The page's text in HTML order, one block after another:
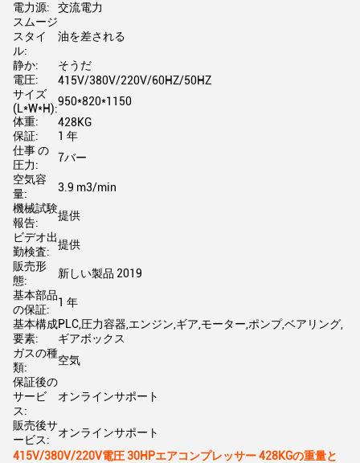
電力源:
交流電力
スムージ
スタイ
ル:
油を差される
静か:
そうだ
電圧:
415V/380V/220V/60HZ/50HZ
サイズ
(L*W*H):
950*820*1150
体重:
428KG
保証:
1 年
仕事 の
圧力:
7バー
空気容
量:
3.9 m3/min
機械試験
報告:
提供
ビデオ出
勤検査:
提供
販売形
態:
新しい製品 2019
基本部品
の保証:
1 年
基本構成
要素:
PLC,圧力容器,エンジン,ギア,モーター,ポンプ,ベアリング,
ギアボックス
ガスの種
類:
空気
保証後の
サービ
ス:
オンラインサポート
販売後サ
ービス:
オンラインサポート
415V/380V/220V電圧 30HPエアコンプレッサー 428KGの重量と